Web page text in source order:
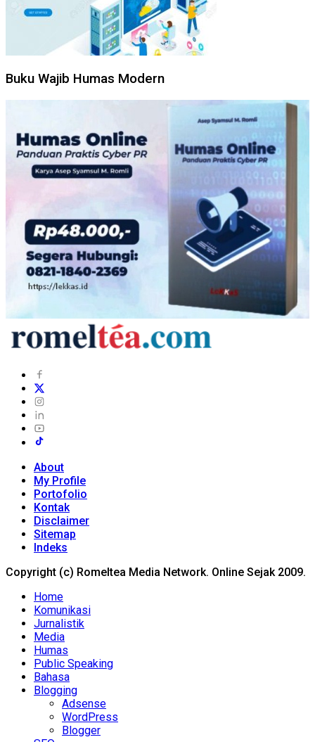
Buku Wajib Humas Modern
About
My Profile
Portofolio
Kontak
Disclaimer
Sitemap
Indeks
Copyright (c) Romeltea Media Network. Online Sejak 2009.
Home
Komunikasi
Jurnalistik
Media
Humas
Public Speaking
Bahasa
Blogging
Adsense
WordPress
Blogger